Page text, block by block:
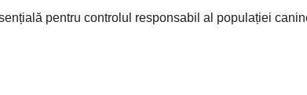
pentru controlul responsabil al populației